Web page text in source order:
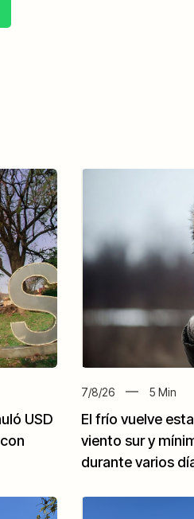
USD
7/8/26 5 Min
El frío vuelve
viento sur y
durante varios